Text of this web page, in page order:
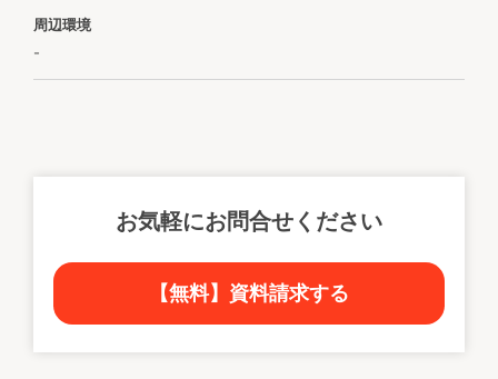
周辺環境
-
お気軽にお問合せください
【無料】資料請求する